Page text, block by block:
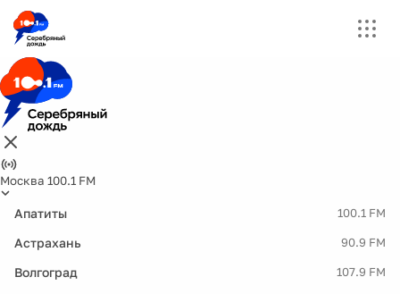
Москва 100.1 FM
Апатиты 100.1 FM
Астрахань 90.9 FM
Волгоград 107.9 FM